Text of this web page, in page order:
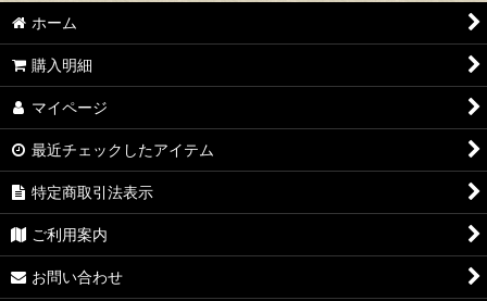
ホーム
購入明細
マイページ
最近チェックしたアイテム
特定商取引法表示
ご利用案内
お問い合わせ